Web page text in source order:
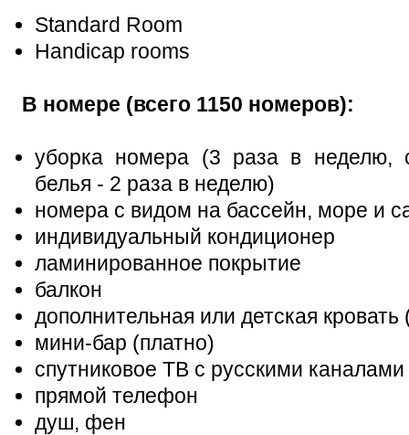
Standard Room
Handicap rooms
В номере (всего 1150 номеров):
уборка номера (3 раза в неделю,
белья - 2 раза в неделю)
номера с видом на бассейн, море и
индивидуальный кондиционер
ламинированное покрытие
балкон
дополнительная или детская кровать
мини-бар (платно)
спутниковое ТВ с русскими каналами
прямой телефон
душ, фен